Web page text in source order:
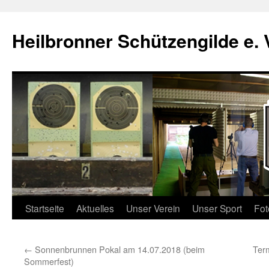
springen
Heilbronner Schützengilde e.
Startseite Aktuelles Unser Verein Unser Sport
← Sonnenbrunnen Pokal am 14.07.2018 (beim
Sommerfest)